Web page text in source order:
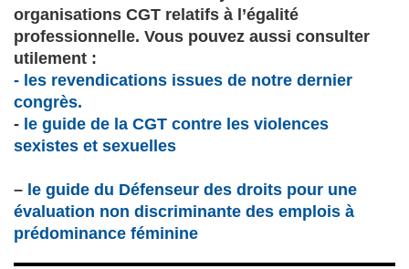
organisations CGT relatifs à l’égalité
professionnelle. Vous pouvez aussi consulter
utilement :
- les revendications issues de notre dernier
congrès.
- le guide de la CGT contre les violences
sexistes et sexuelles
– le guide du Défenseur des droits pour une
évaluation non discriminante des emplois à
prédominance féminine